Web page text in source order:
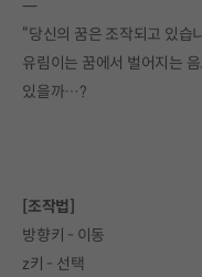
—
“당신의 꿈은 조작되고 있습
유림이는 꿈에서 벌어지는
있을까…?
[조작법]
방향키 - 이동
z키 - 선택